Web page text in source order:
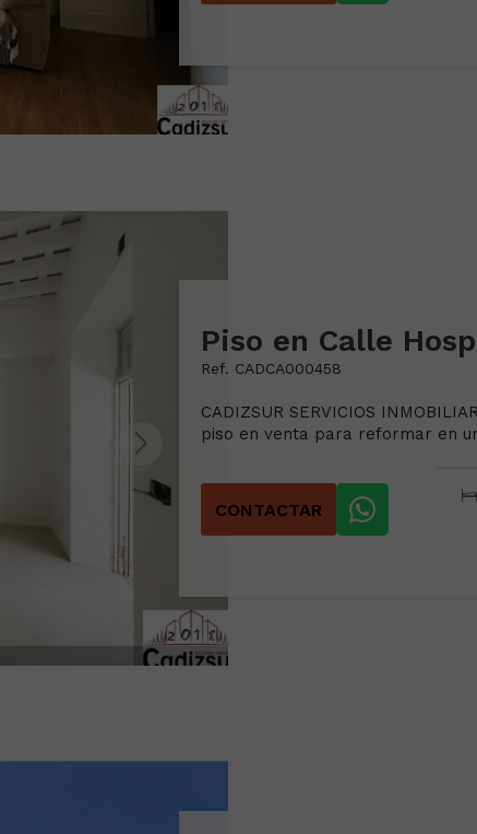
Ref. CADCA000458
CADIZSUR SERVICIOS
piso en venta para reformar en
CONTACTAR